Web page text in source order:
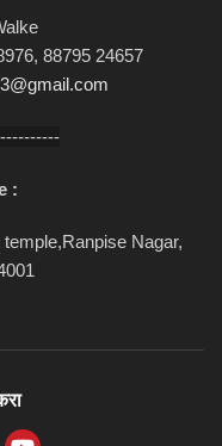
88795 24657
:
Nagar,